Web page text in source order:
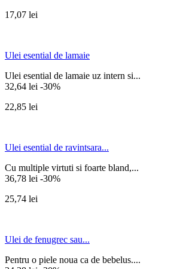
17,07 lei
Ulei esential de lamaie
Ulei esential de lamaie uz intern si...
32,64 lei -30%
22,85 lei
Ulei esential de ravintsara...
Cu multiple virtuti si foarte bland,...
36,78 lei -30%
25,74 lei
Ulei de fenugrec sau...
Pentru o piele noua ca de bebelus....